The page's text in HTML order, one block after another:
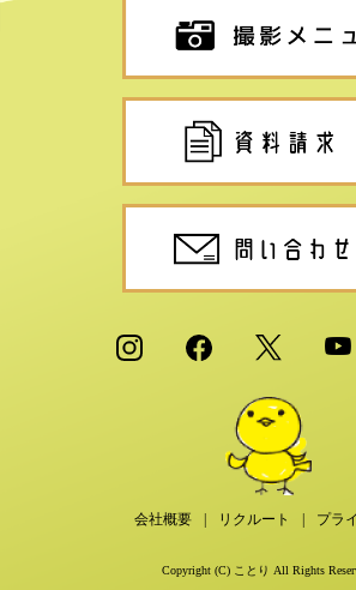
会社概要 リクルート プラ
Copyright (C) ことり All Rights